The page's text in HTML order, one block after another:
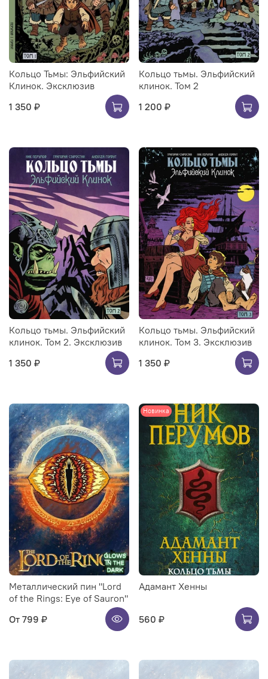
Кольцо Тьмы: Эльфийский
Клинок. Эксклюзив
1 350 ₽
Кольцо тьмы. Эльфийский
клинок. Том 2
1 200 ₽
Кольцо тьмы. Эльфийский
клинок. Том 2. Эксклюзив
1 350 ₽
Кольцо тьмы. Эльфийский
клинок. Том 3. Эксклюзив
1 350 ₽
Металлический пин "Lord
of the Rings: Eye of Sauron"
От 799 ₽
Новинка
Адамант Хенны
560 ₽